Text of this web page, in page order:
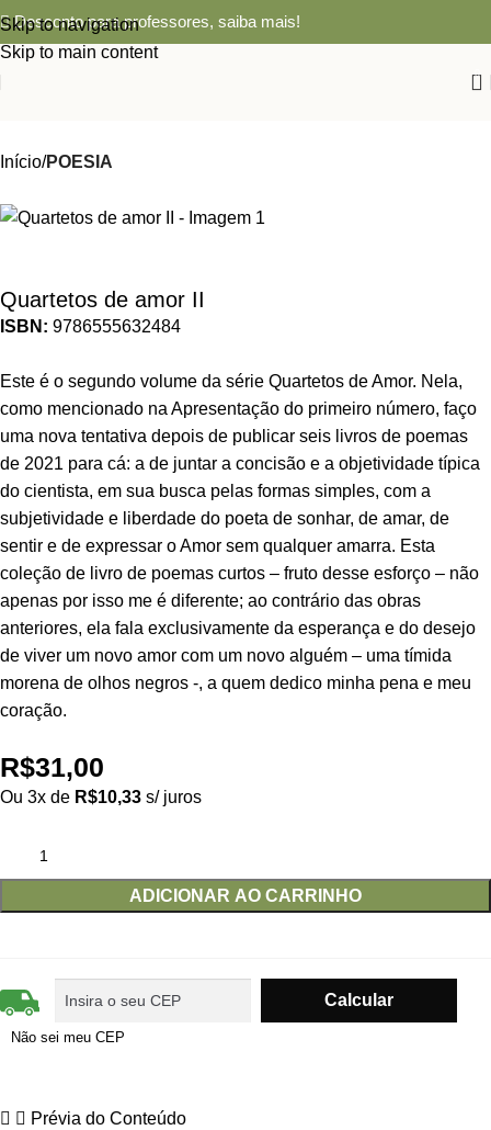
Skip to navigation
Skip to main content
Desconto para professores, saiba mais!
0
Início POESIA
Quartetos de amor II
ISBN: 9786555632484
Este é o segundo volume da série Quartetos de Amor. Nela,
como mencionado na Apresentação do primeiro número, faço
uma nova tentativa depois de publicar seis livros de poemas
de 2021 para cá: a de juntar a concisão e a objetividade típica
do cientista, em sua busca pelas formas simples, com a
subjetividade e liberdade do poeta de sonhar, de amar, de
sentir e de expressar o Amor sem qualquer amarra. Esta
coleção de livro de poemas curtos – fruto desse esforço – não
apenas por isso me é diferente; ao contrário das obras
anteriores, ela fala exclusivamente da esperança e do desejo
de viver um novo amor com um novo alguém – uma tímida
morena de olhos negros -, a quem dedico minha pena e meu
coração.
R$31,00
Ou 3x de R$10,33 s/ juros
ADICIONAR AO CARRINHO
Não sei meu CEP
Prévia do Conteúdo